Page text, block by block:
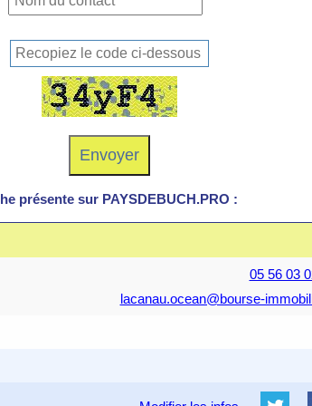
présente sur PAYSDEBUCH.PRO :
05 56 03
lacanau.ocean@bourse-